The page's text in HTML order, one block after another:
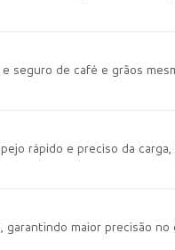
seguro de café e grãos
rápido e preciso da
maior precisão